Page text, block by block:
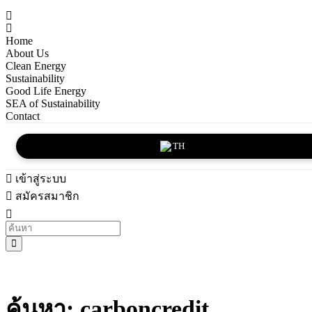
Home
About Us
Clean Energy
Sustainability
Good Life Energy
SEA of Sustainability
Contact
TH
เข้าสู่ระบบ
สมัครสมาชิก